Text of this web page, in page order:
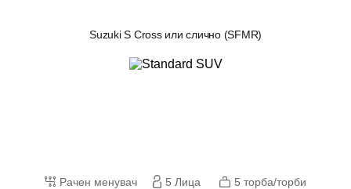
Suzuki S Cross или слично (SFMR)
Рачен менувач 5 Лица 5 торба/торби